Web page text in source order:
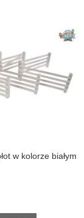
w kolorze białym